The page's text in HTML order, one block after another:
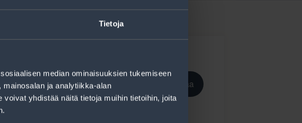
Tietoja
median ominaisuuksien tukemiseen
ja analytiikka-alan
yhdistää näitä tietoja muihin tietoihin, joita
Tilaa